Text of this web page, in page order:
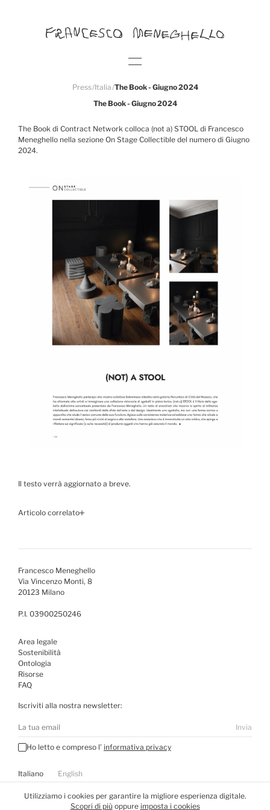
The Book - Giugno 2024
Press/Italia/The Book - Giugno 2024
The Book di Contract Network colloca (not a) STOOL di Francesco
Meneghello nella sezione On Stage Collectible del numero di Giugno
2024.
Il testo verrà aggiornato a breve.
Articolo correlato
Francesco Meneghello
Via Vincenzo Monti, 8
20123 Milano
P.I. 03900250246
Area legale
Sostenibilità
Ontologia
Risorse
FAQ
Iscriviti alla nostra newsletter:
Invia
Ho letto e compreso l’ informativa privacy
Italiano
English
Visita
WE DON’T DESIGN
Utilizziamo i cookies per garantire la migliore esperienza digitale.
Scopri di più oppure imposta i cookies